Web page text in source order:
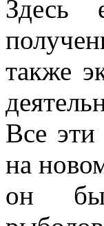
Здесь
также
Все
на
он